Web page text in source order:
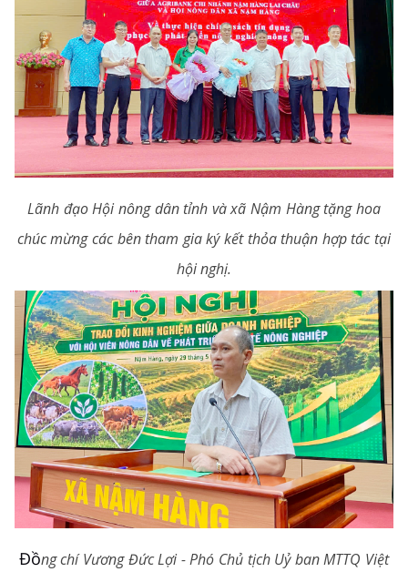
Lãnh đạo Hội nông dân tỉnh và xã Nậm Hàng tặng hoa
chúc mừng các bên tham gia ký kết thỏa thuận hợp tác tại
hội nghị.
Đồng chí Vương Đức Lợi - Phó Chủ tịch Uỷ ban MTTQ Việt